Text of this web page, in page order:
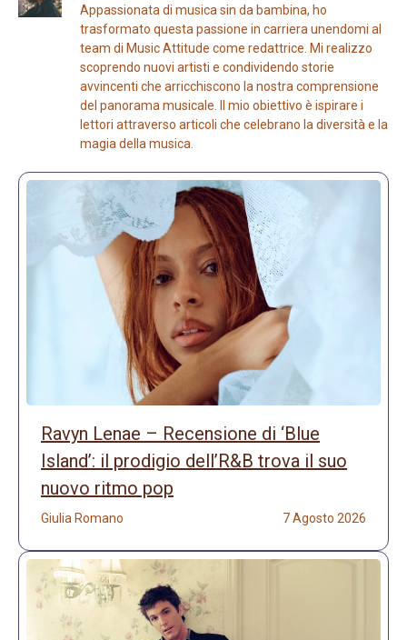
Appassionata di musica sin da bambina, ho
trasformato questa passione in carriera unendomi al
team di Music Attitude come redattrice. Mi realizzo
scoprendo nuovi artisti e condividendo storie
avvincenti che arricchiscono la nostra comprensione
del panorama musicale. Il mio obiettivo è ispirare i
lettori attraverso articoli che celebrano la diversità e la
magia della musica.
Ravyn Lenae – Recensione di ‘Blue
Island’: il prodigio dell’R&B trova il suo
nuovo ritmo pop
Giulia Romano 7 Agosto 2026